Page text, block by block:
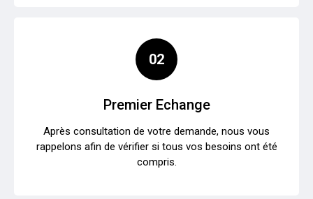
02
Premier Echange
Après consultation de votre demande, nous vous
rappelons afin de vérifier si tous vos besoins ont été
compris.